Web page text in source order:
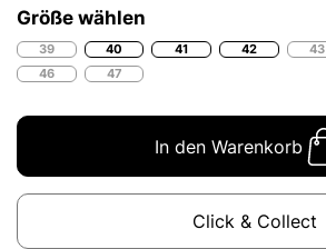
Größe wählen
39 40 41 42 43
46
47
In den Warenkorb
Click & Collect